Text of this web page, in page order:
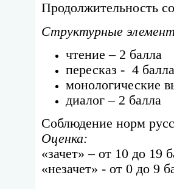
Продолжительность
Структурные
чтение – 2 балла
пересказ - 4 балла
монологические
диалог – 2 балла
Соблюдение норм
Оценка:
«зачет» – от 10 до 19
«незачет» - от 0 до 9